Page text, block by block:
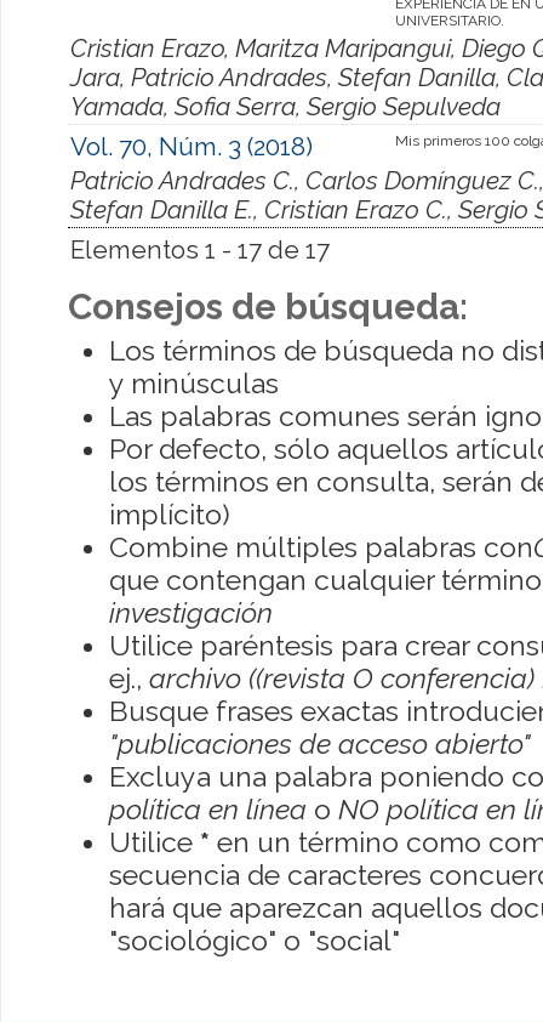
UNIVERSITARIO.
Cristian Erazo, Maritza Maripangui, Diego
Jara, Patricio Andrades, Stefan Danilla,
Yamada, Sofia Serra, Sergio Sepulveda
Vol. 70, Núm. 3 (2018)
Mis primeros 100
Patricio Andrades C., Carlos Domínguez
Stefan Danilla E., Cristian Erazo C., Sergio
Elementos 1 - 17 de 17
Consejos de búsqueda:
Los términos de búsqueda no
y minúsculas
Las palabras comunes serán
Por defecto, sólo aquellos
los términos en consulta, serán
implícito)
Combine múltiples palabras con
que contengan cualquier
investigación
Utilice paréntesis para crear
ej., archivo ((revista O conferencia)
Busque frases exactas
"publicaciones de acceso abierto"
Excluya una palabra poniendo
política en línea o NO política en
Utilice * en un término como
secuencia de caracteres
hará que aparezcan aquellos
"sociológico" o "social"